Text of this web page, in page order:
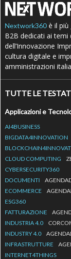
Nextwork360 è il
B2B dedicati ai
dell’Innovazione
cultura digitale e
amministrazioni
TUTTE LE
Applicazioni e
AI4BUSINESS
BIGDATA4INNOVATION
CLOUD COMPUTING
CYBERSECURITY360
DOCUMENTI
ECOMMERCE
ESG360
FATTURAZIONE
INDUSTRIA 4.0
INDUSTRY 4.0
INFRASTRUTTURE
INTERNET4THINGS